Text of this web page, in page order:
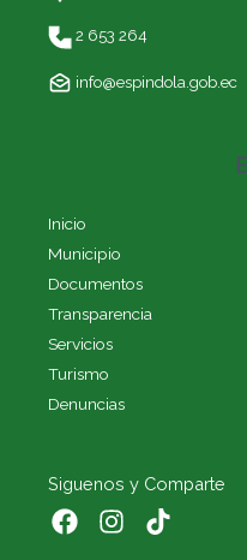
2 653 264
info@espindola.gob.ec
Inicio
Municipio
Documentos
Transparencia
Servicios
Turismo
Denuncias
Siguenos y Comparte